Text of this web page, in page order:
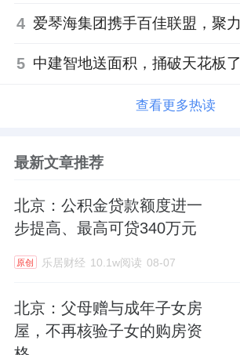
4
5 中建智地送面积，捅破天花板了
查看更多热读
最新文章推荐
北京：公积金贷款额度进一
步提高、最高可贷340万元
原创 乐居财经 10.1w阅读 08-07
北京：父母赠与成年子女房
屋，不再核验子女的购房资